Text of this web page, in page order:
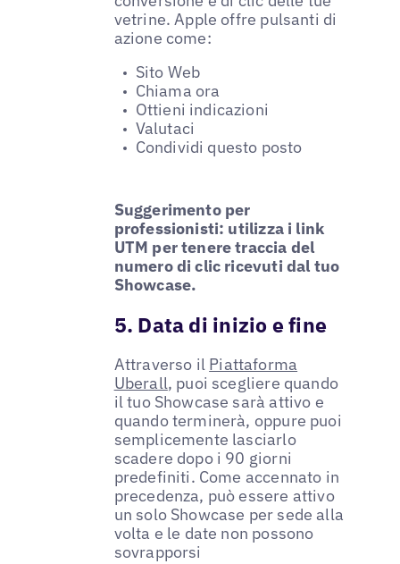
vetrine. Apple offre pulsanti di
azione come:
Sito Web
Chiama ora
Ottieni indicazioni
Valutaci
Condividi questo posto
Suggerimento per
professionisti: utilizza i link
UTM per tenere traccia del
numero di clic ricevuti dal tuo
Showcase.
5. Data di inizio e fine
Attraverso il Piattaforma
Uberall, puoi scegliere quando
il tuo Showcase sarà attivo e
quando terminerà, oppure puoi
semplicemente lasciarlo
scadere dopo i 90 giorni
predefiniti. Come accennato in
precedenza, può essere attivo
un solo Showcase per sede alla
volta e le date non possono
sovrapporsi